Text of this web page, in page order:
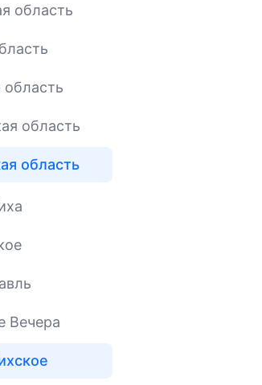
область
область
область
область
Вечера